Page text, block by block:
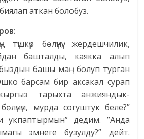
аткан болобуз.
бөлүнүү, жердешчилик,
башталды, каякка алып
башы маң болуп турган
барсам бир аксакал сурап
тарыхта анжияндык-
мурда согуштук беле?”
укпаптырмын” дедим. ”Анда
эмнеге бузулду?” дейт.